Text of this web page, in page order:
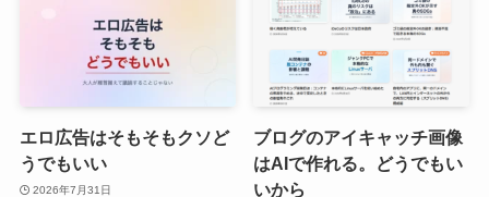
エロ広告はそもそもクソど
うでもいい
2026年7月31日
ブログのアイキャッチ画像
はAIで作れる。どうでもい
いから